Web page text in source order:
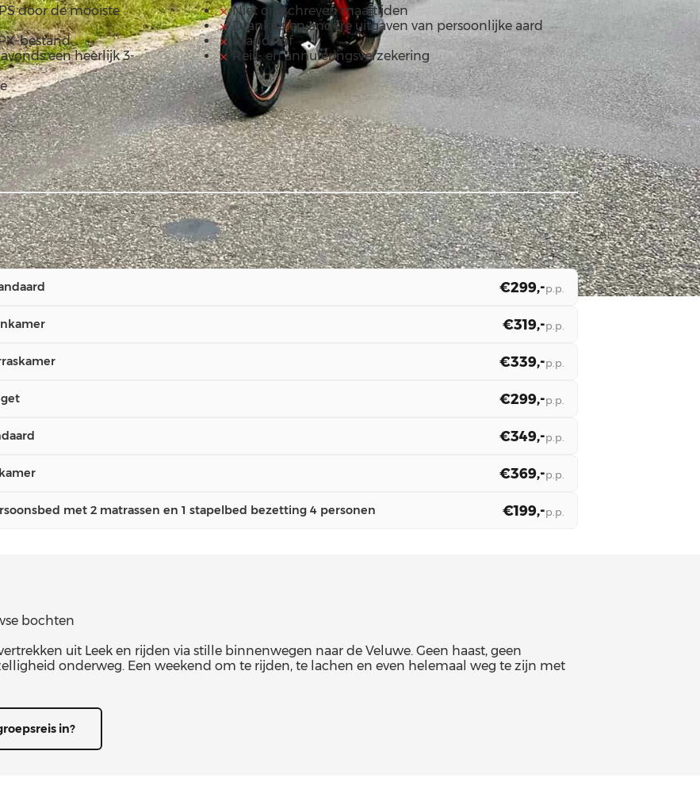
door de mooiste
bestand
een heerlijk 3-
Niet omschreven maaltijden
Drankjes en andere uitgaven van persoonlijke aard
Brandstof
Reis- en annuleringsverzekering
€299,-p.p.
€319,-p.p.
€339,-p.p.
€299,-p.p.
€349,-p.p.
€369,-p.p.
met 2 matrassen en 1 stapelbed bezetting 4 personen €199,-p.p.
bochten
uit Leek en rijden via stille binnenwegen naar de Veluwe. Geen haast, geen
onderweg. Een weekend om te rijden, te lachen en even helemaal weg te zijn met
in?